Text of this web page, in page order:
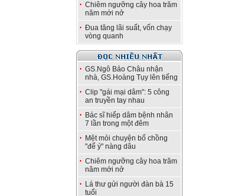
Chiêm ngưỡng cây hoa trăm
năm mới nở
Đua tăng lãi suất, vốn chạy
vòng quanh
GS.Ngô Bảo Châu nhận
nhà, GS.Hoàng Tụy lên tiếng
Clip "gái mại dâm": 5 công
an truyền tay nhau
Bác sĩ hiếp dâm bệnh nhân
7 lần trong một đêm
Mệt mỏi chuyện bố chồng
"để ý" nàng dâu
Chiêm ngưỡng cây hoa trăm
năm mới nở
Lá thư gửi người đàn bà 15
tuổi